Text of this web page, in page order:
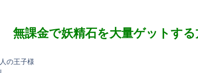
課金で妖精石を大量ゲットす
の王子様